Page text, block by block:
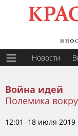
Новости
Война идей
Полемика
12:01 18 июля 2019